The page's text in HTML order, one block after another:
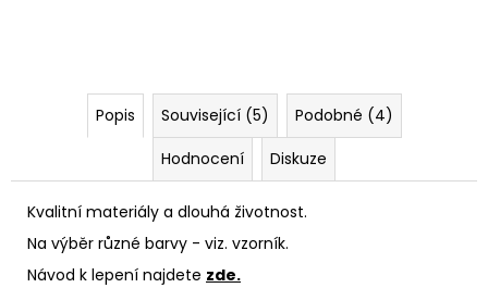
Popis Související (5)
Podobné (4)
Hodnocení
Diskuze
Kvalitní materiály a dlouhá životnost.
Na výběr různé barvy - viz. vzorník.
Návod k lepení najdete zde.